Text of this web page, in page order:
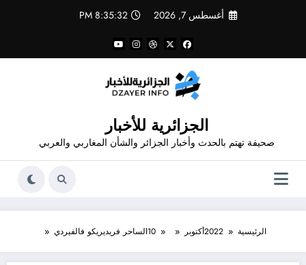
أغسطس 7, 2026 8:35:32 PM
الجزائرية للأخبار
صحيفة تهتم بالحدث وأخبار الجزائر والشأن المغاربي والعربي
الرئيسية 2022أكتوبر 10الساحر فريديريكو فالفيردي